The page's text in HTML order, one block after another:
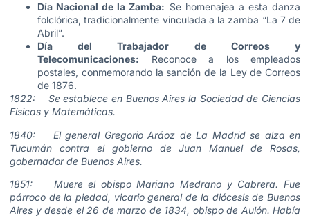
Día Nacional de la Zamba: Se homenajea a esta danza
folclórica, tradicionalmente vinculada a la zamba “La 7 de
Abril”.
Día del Trabajador de Correos y
Telecomunicaciones: Reconoce a los empleados
postales, conmemorando la sanción de la Ley de Correos
de 1876.
1822: Se establece en Buenos Aires la Sociedad de Ciencias
Físicas y Matemáticas.
1840: El general Gregorio Aráoz de La Madrid se alza en
Tucumán contra el gobierno de Juan Manuel de Rosas,
gobernador de Buenos Aires.
1851: Muere el obispo Mariano Medrano y Cabrera. Fue
párroco de la piedad, vicario general de la diócesis de Buenos
Aires y desde el 26 de marzo de 1834, obispo de Aulón. Había